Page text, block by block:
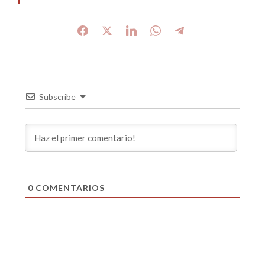
Subscribe
0COMENTARIOS